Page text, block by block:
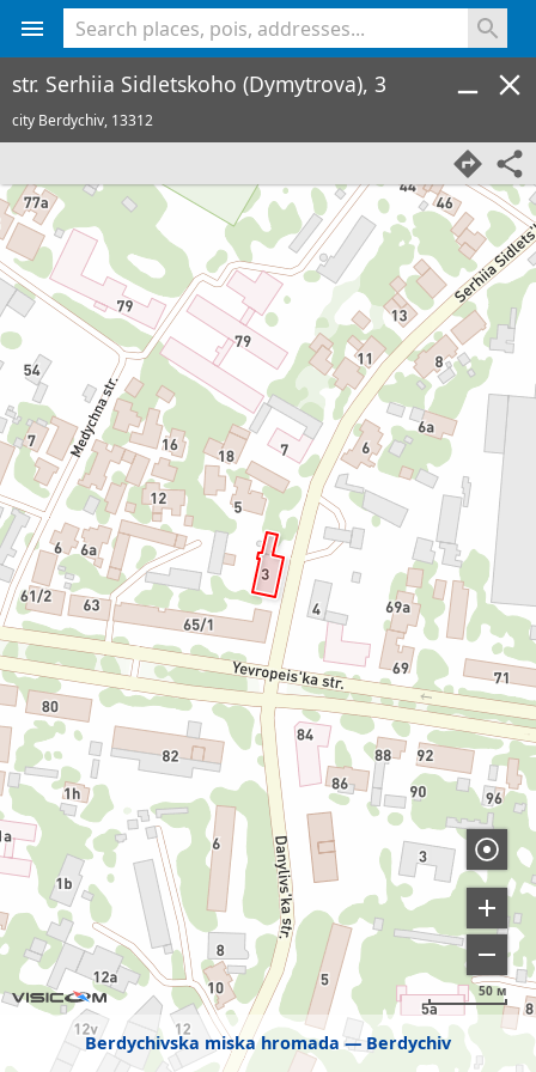
Berdychivska miska hromada Berdychiv
50 м
str. Serhiia Sidletskoho (Dymytrova), 3
city Berdychiv, 13312
<% console.log(hcard) %>